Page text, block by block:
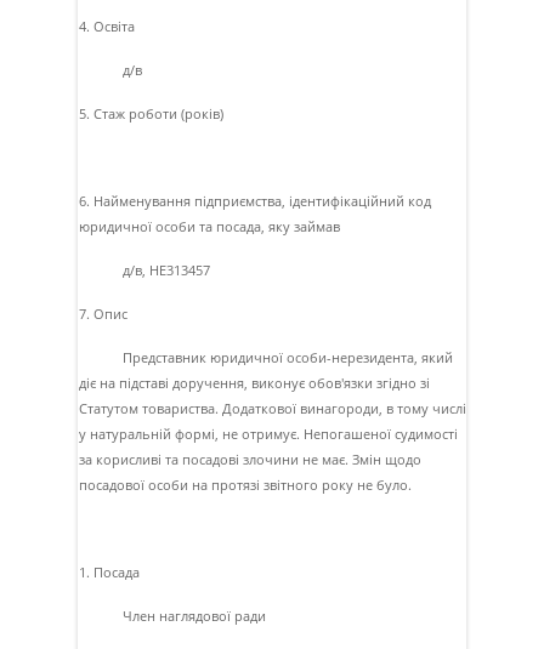
4. Освіта
д/в
5. Стаж роботи (років)
6. Найменування підприємства, ідентифікаційний код
юридичної особи та посада, яку займав
д/в, НЕ313457
7. Опис
Представник юридичної особи-нерезидента, який
дiє на пiдставi доручення, виконує обов'язки згiдно зi
Статутом товариства. Додаткової винагороди, в тому числi
у натуральнiй формi, не отримує. Непогашеної судимостi
за корисливi та посадовi злочини не має. Змiн щодо
посадової особи на протязi звiтного року не було.
1. Посада
Член наглядової ради